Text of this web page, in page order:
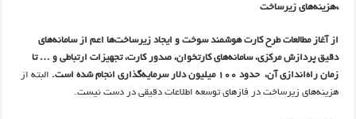
*هزینه‌های زیرساخت
از آغاز مطالعات طرح کارت هوشمند سوخت و ایجاد زیرساخت‌ها اعم از سامانه‌های
دقیق پردازش مرکزی، سامانه‌های کارتخوان، صدور کارت، تجهیزات ارتباطی و … تا
زمان راه‌اندازی آن، حدود 100 میلیون دلار سرمایه‌گذاری انجام شده است.
البته از
هزینه‌های زیرساخت در فازهای توسعه اطلاعات دقیقی در دست نیست.